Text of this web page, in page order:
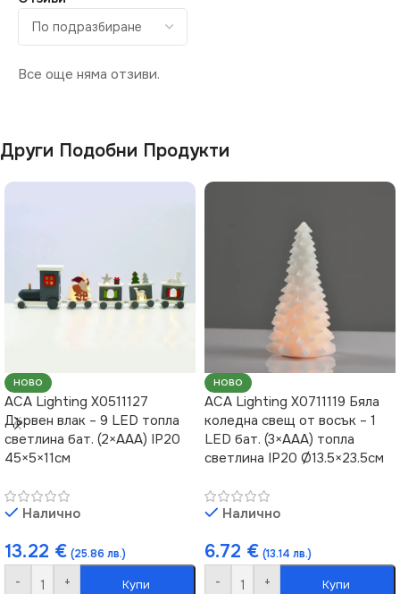
Все още няма отзиви.
Други Подобни Продукти
НОВО
ACA Lighting X0511127
Дървен влак – 9 LED топла
светлина бат. (2×AAA) IP20
45×5×11см
Налично
13.22 € (25.86 лв.)
- + Купи
НОВО
ACA Lighting X0711119 Бяла
коледна свещ от восък – 1
LED бат. (3×AAA) топла
светлина IP20 Ø13.5×23.5см
Налично
6.72 € (13.14 лв.)
- + Купи